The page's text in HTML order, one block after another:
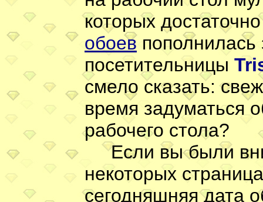
которых
обоев
посетительницы
смело сказать:
время задуматься
рабочего стола?
Если вы были
некоторых
сегодняшняя дата